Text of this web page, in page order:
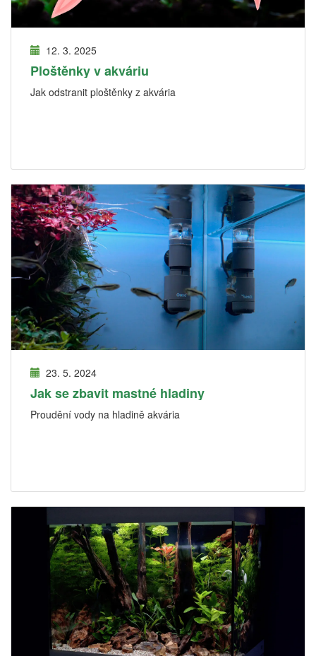
12. 3. 2025
Ploštěnky v akváriu
Jak odstranit ploštěnky z akvária
23. 5. 2024
Jak se zbavit mastné hladiny
Proudění vody na hladině akvária